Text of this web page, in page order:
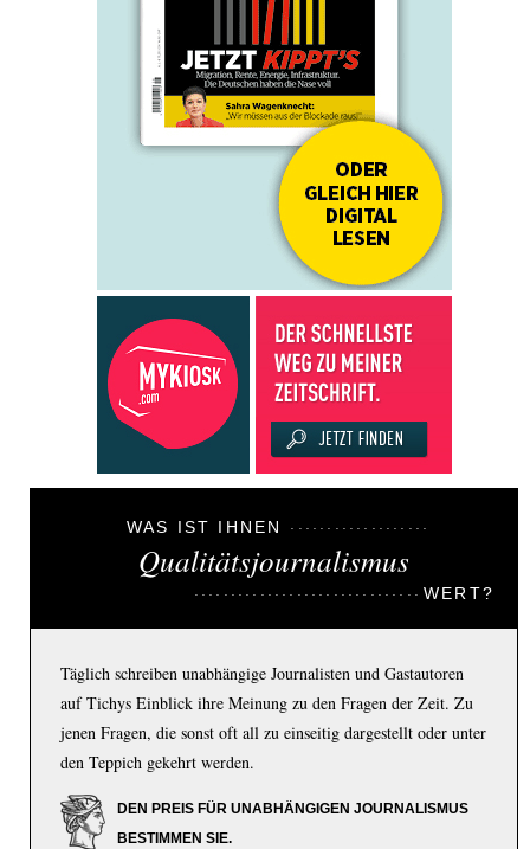
WAS IST IHNEN
Qualitätsjournalismus
WERT?
Täglich schreiben unabhängige Journalisten und Gastautoren
auf Tichys Einblick ihre Meinung zu den Fragen der Zeit. Zu
jenen Fragen, die sonst oft all zu einseitig dargestellt oder unter
den Teppich gekehrt werden.
DEN PREIS FÜR UNABHÄNGIGEN JOURNALISMUS
BESTIMMEN SIE.